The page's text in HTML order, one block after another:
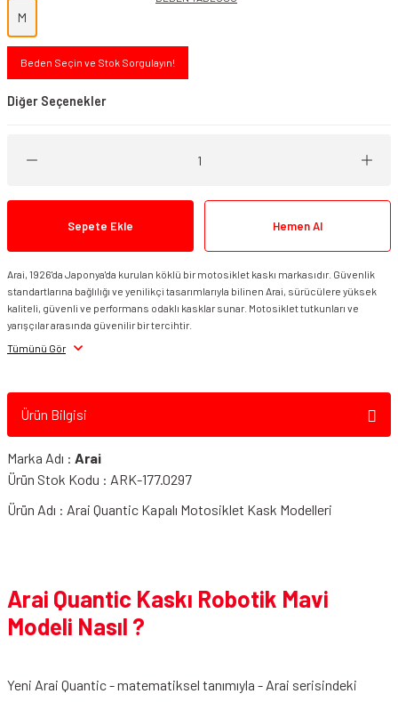
M
Beden Seçin ve Stok Sorgulayın!
Diğer Seçenekler
Arai Quantic Kask Face Red
Arai Quantic Kask Robotik Kırmızı
Sepete Ekle Hemen Al
Arai, 1926'da Japonya'da kurulan köklü bir motosiklet kaskı markasıdır. Güvenlik
standartlarına bağlılığı ve yenilikçi tasarımlarıyla bilinen Arai, sürücülere yüksek
kaliteli, güvenli ve performans odaklı kasklar sunar. Motosiklet tutkunları ve
yarışçılar arasında güvenilir bir tercihtir.
Tümünü Gör
Ürün Bilgisi
Marka Adı : Arai
Ürün Stok Kodu : ARK-177.0297
Ürün Adı : Arai Quantic Kapalı Motosiklet Kask Modelleri
Arai Quantic Kaskı Robotik Mavi
Modeli Nasıl ?
Yeni Arai Quantic - matematiksel tanımıyla - Arai serisindeki